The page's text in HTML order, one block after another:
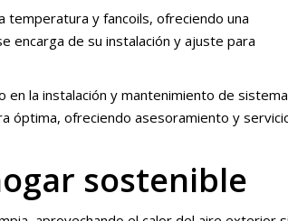
temperatura y fancoils, ofreciendo una
encarga de su instalación y ajuste para
en la instalación y mantenimiento de
óptima, ofreciendo asesoramiento y
sostenible